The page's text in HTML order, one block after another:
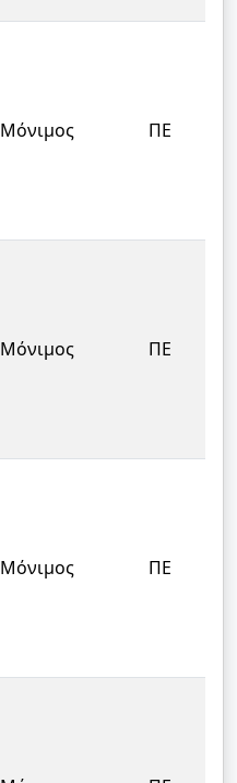
Μόνιμος ΠΕ
Μόνιμος ΠΕ
Μόνιμος ΠΕ